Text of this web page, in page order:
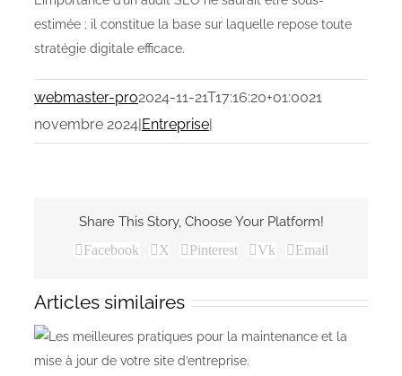
estimée ; il constitue la base sur laquelle repose toute
stratégie digitale efficace.
webmaster-pro2024-11-21T17:16:20+01:0021
novembre 2024|Entreprise|
Share This Story, Choose Your Platform!
Facebook X Pinterest Vk Email
Articles similaires